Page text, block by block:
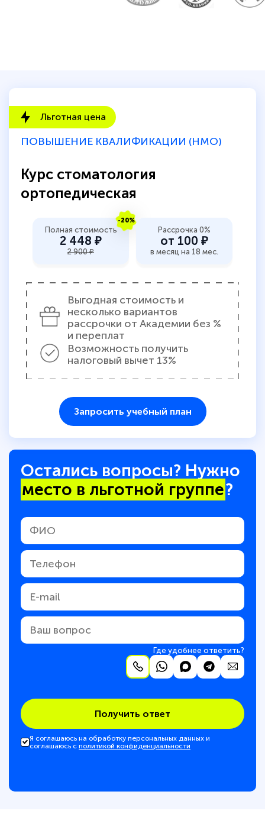
Льготная цена
ПОВЫШЕНИЕ КВАЛИФИКАЦИИ (НМО)
Курс стоматология
ортопедическая
-20%
Полная стоимость
2 448 ₽
2 900 ₽
Рассрочка 0%
от 100 ₽
в месяц на 18 мес.
Выгодная стоимость и
несколько вариантов
рассрочки от Академии без %
и переплат
Возможность получить
налоговый вычет 13%
Запросить учебный план
Остались вопросы? Нужно
место в льготной группе?
Где удобнее ответить?
Получить ответ
Я соглашаюсь на обработку персональных данных и
соглашаюсь с политикой конфиденциальности